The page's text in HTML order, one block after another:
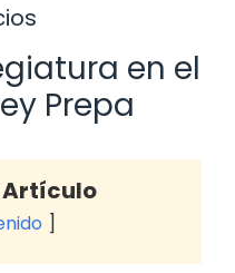
en el
Prepa
Artículo